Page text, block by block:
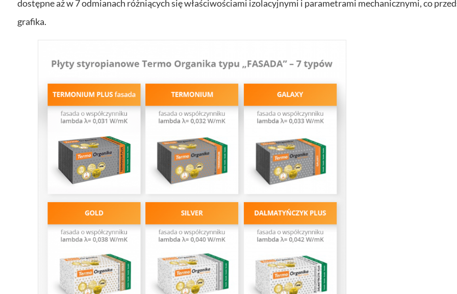
dostępne aż w 7 odmianach różniących się właściwościami izolacyjnymi i parametrami mechanicznymi, co
grafika.